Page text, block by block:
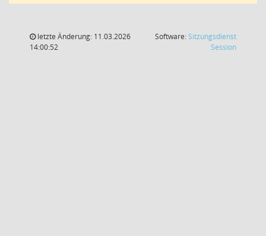
letzte Änderung: 11.03.2026
14:00:52
Software:Sitzungsdienst
Session(Wird in